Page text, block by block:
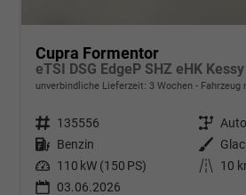
Cupra Formentor
eTSI DSG EdgeP SHZ eHK
unverbindliche Lieferzeit: 3 Wochen Fahrzeug
Fahrzeugnr. 135556 Getriebe
Kraftstoff Benzin Außenfarbe
Leistung 110 kW (150 PS) Kilometerstand
10
03.06.2026